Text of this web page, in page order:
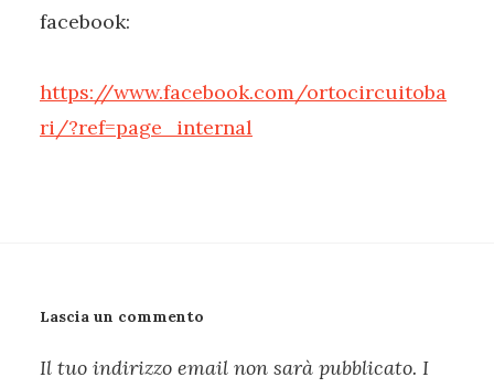
facebook:
https://www.facebook.com/ortocircuitoba
ri/?ref=page_internal
Lascia un commento
Il tuo indirizzo email non sarà pubblicato. I